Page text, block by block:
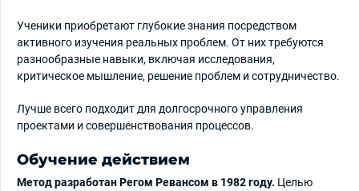
Ученики приобретают глубокие знания посредством
активного изучения реальных проблем. От них требуются
разнообразные навыки, включая исследования,
критическое мышление, решение проблем и сотрудничество.
Лучше всего подходит для долгосрочного управления
проектами и совершенствования процессов.
Обучение действием
Метод разработан Регом Ревансом в 1982 году. Целью